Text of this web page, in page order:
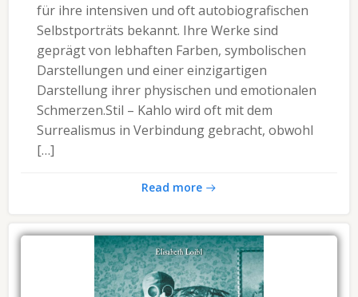
für ihre intensiven und oft autobiografischen
Selbstporträts bekannt. Ihre Werke sind
geprägt von lebhaften Farben, symbolischen
Darstellungen und einer einzigartigen
Darstellung ihrer physischen und emotionalen
Schmerzen.Stil – Kahlo wird oft mit dem
Surrealismus in Verbindung gebracht, obwohl
[…]
Read more